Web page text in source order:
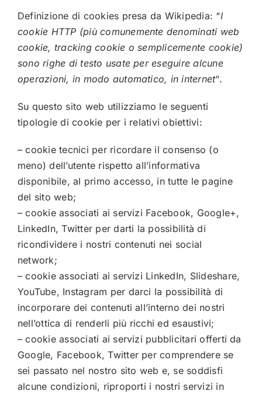
Definizione di cookies presa da Wikipedia: “I
cookie HTTP (più comunemente denominati web
cookie, tracking cookie o semplicemente cookie)
sono righe di testo usate per eseguire alcune
operazioni, in modo automatico, in internet“.
Su questo sito web utilizziamo le seguenti
tipologie di cookie per i relativi obiettivi:
– cookie tecnici per ricordare il consenso (o
meno) dell’utente rispetto all’informativa
disponibile, al primo accesso, in tutte le pagine
del sito web;
– cookie associati ai servizi Facebook, Google+,
LinkedIn, Twitter per darti la possibilità di
ricondividere i nostri contenuti nei social
network;
– cookie associati ai servizi LinkedIn, Slideshare,
YouTube, Instagram per darci la possibilità di
incorporare dei contenuti all’interno dei nostri
nell’ottica di renderli più ricchi ed esaustivi;
– cookie associati ai servizi pubblicitari offerti da
Google, Facebook, Twitter per comprendere se
sei passato nel nostro sito web e, se soddisfi
alcune condizioni, riproporti i nostri servizi in